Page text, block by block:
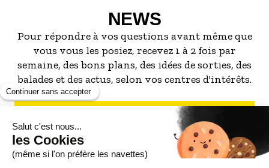
NEWS
Pour répondre à vos questions avant même que
vous vous les posiez, recevez 1 à 2 fois par
semaine, des bons plans, des idées de sorties, des
balades et des actus, selon vos centres d'intérêts.
S'INSCRIRE À LA NEWSLETTER